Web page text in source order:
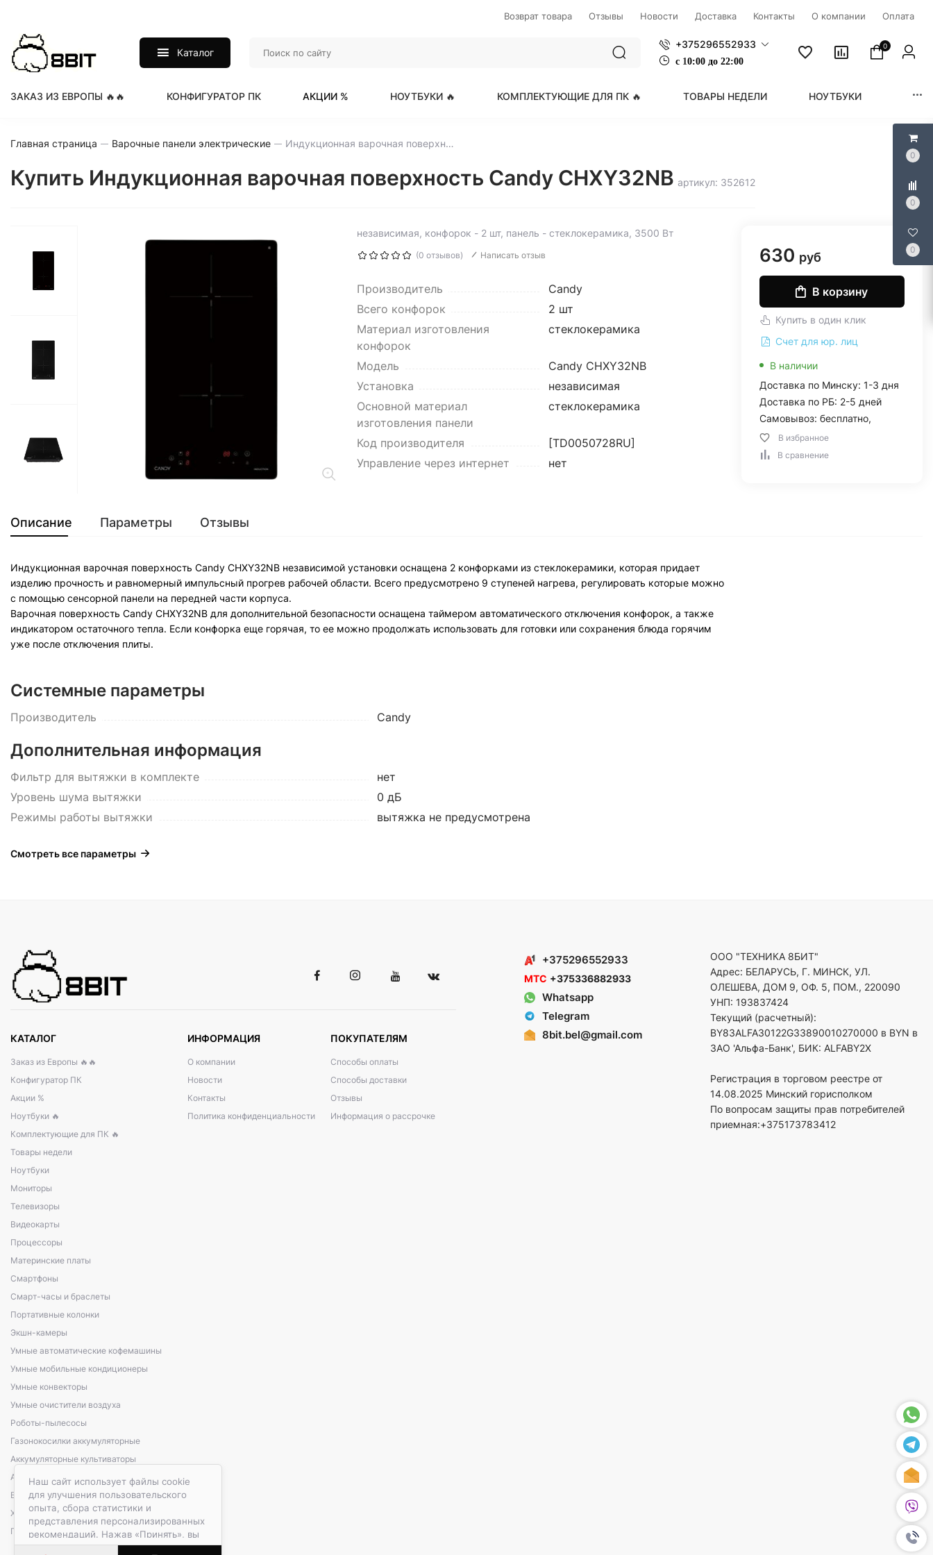
0
0
0
Наш сайт использует файлы cookie
для улучшения пользовательского
опыта, сбора статистики и
представления персонализированных
рекомендаций. Нажав «Принять», вы
даете согласие на обработку файлов
Возврат товара Отзывы Новости Доставка Контакты О компании Оплата
Каталог
+375296552933
с 1 0:00 до 22:00
0
ЗАКАЗ ИЗ ЕВРОПЫ 🔥🔥 КОНФИГУРАТОР ПК АКЦИИ % НОУТБУКИ 🔥 КОМПЛЕКТУЮЩИЕ ДЛЯ ПК 🔥 ТОВАРЫ НЕДЕЛИ НОУТБУКИ
Главная страница Варочные панели электрические Индукционная варочная поверхность Candy CHXY32NB
Купить Индукционная варочная поверхность Candy CHXY32NB артикул: 352612
независимая, конфорок - 2 шт, панель - стеклокерамика, 3500 Вт
(0 отзывов) Написать отзыв
Производитель
Candy
Всего конфорок
2 шт
Материал изготовления
конфорок
стеклокерамика
Модель
Candy CHXY32NB
Установка
независимая
Основной материал
изготовления панели
стеклокерамика
Код производителя
[TD0050728RU]
Управление через интернет
нет
630 руб
В корзину
Купить в один клик
Счет для юр. лиц
В наличии
Доставка по Минску: 1-3 дня
Доставка по РБ: 2-5 дней
Самовывоз: бесплатно,
В избранное
В сравнение
Описание Параметры Отзывы
Индукционная варочная поверхность Candy CHXY32NB независимой установки оснащена 2 конфорками из стеклокерамики, которая придает
изделию прочность и равномерный импульсный прогрев рабочей области. Всего предусмотрено 9 ступеней нагрева, регулировать которые можно
с помощью сенсорной панели на передней части корпуса.
Варочная поверхность Candy CHXY32NB для дополнительной безопасности оснащена таймером автоматического отключения конфорок, а также
индикатором остаточного тепла. Если конфорка еще горячая, то ее можно продолжать использовать для готовки или сохранения блюда горячим
уже после отключения плиты.
Системные параметры
Производитель Candy
Дополнительная информация
Фильтр для вытяжки в комплекте
нет
Уровень шума вытяжки
0 дБ
Режимы работы вытяжки
вытяжка не предусмотрена
Смотреть все параметры
КАТАЛОГ
Заказ из Европы 🔥🔥
Конфигуратор ПК
Акции %
Ноутбуки 🔥
Комплектующие для ПК 🔥
Товары недели
Ноутбуки
Мониторы
Телевизоры
Видеокарты
Процессоры
Материнские платы
Смартфоны
Смарт-часы и браслеты
Портативные колонки
Экшн-камеры
Умные автоматические кофемашины
Умные мобильные кондиционеры
Умные конвекторы
Умные очистители воздуха
Роботы-пылесосы
Газонокосилки аккумуляторные
Аккумуляторные культиваторы
Аккумуляторные кусторезы, сучкорезы
Варочные панели электрические
Холодильники автомобильные
Портативные зарядные станции
ИНФОРМАЦИЯ
О компании
Новости
Контакты
Политика конфиденциальности
ПОКУПАТЕЛЯМ
Способы оплаты
Способы доставки
Отзывы
Информация о рассрочке
+375296552933
МТС +375336882933
Whatsapp
Telegram
8bit.bel@gmail.com
ООО "ТЕХНИКА 8БИТ"
Адрес: БЕЛАРУСЬ, Г. МИНСК, УЛ.
ОЛЕШЕВА, ДОМ 9, ОФ. 5, ПОМ., 220090
УНП: 193837424
Текущий (расчетный):
BY83ALFA30122G33890010270000 в BYN в
ЗАО 'Альфа-Банк', БИК: ALFABY2X
Регистрация в торговом реестре от
14.08.2025 Минский горисполком
По вопросам защиты прав потребителей
приемная:+375173783412